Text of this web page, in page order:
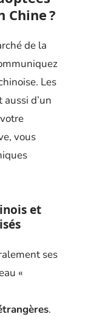
Chine ?
de la
Les
d’un
vous
et
ses
«
.